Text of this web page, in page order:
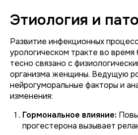
Этиология и
Развитие инфекционных
урологическом тракте во
тесно связано с
организма женщины. Ведущую
нейрогуморальные факторы и
изменения:
Гормональное влияние:
прогестерона вызывает